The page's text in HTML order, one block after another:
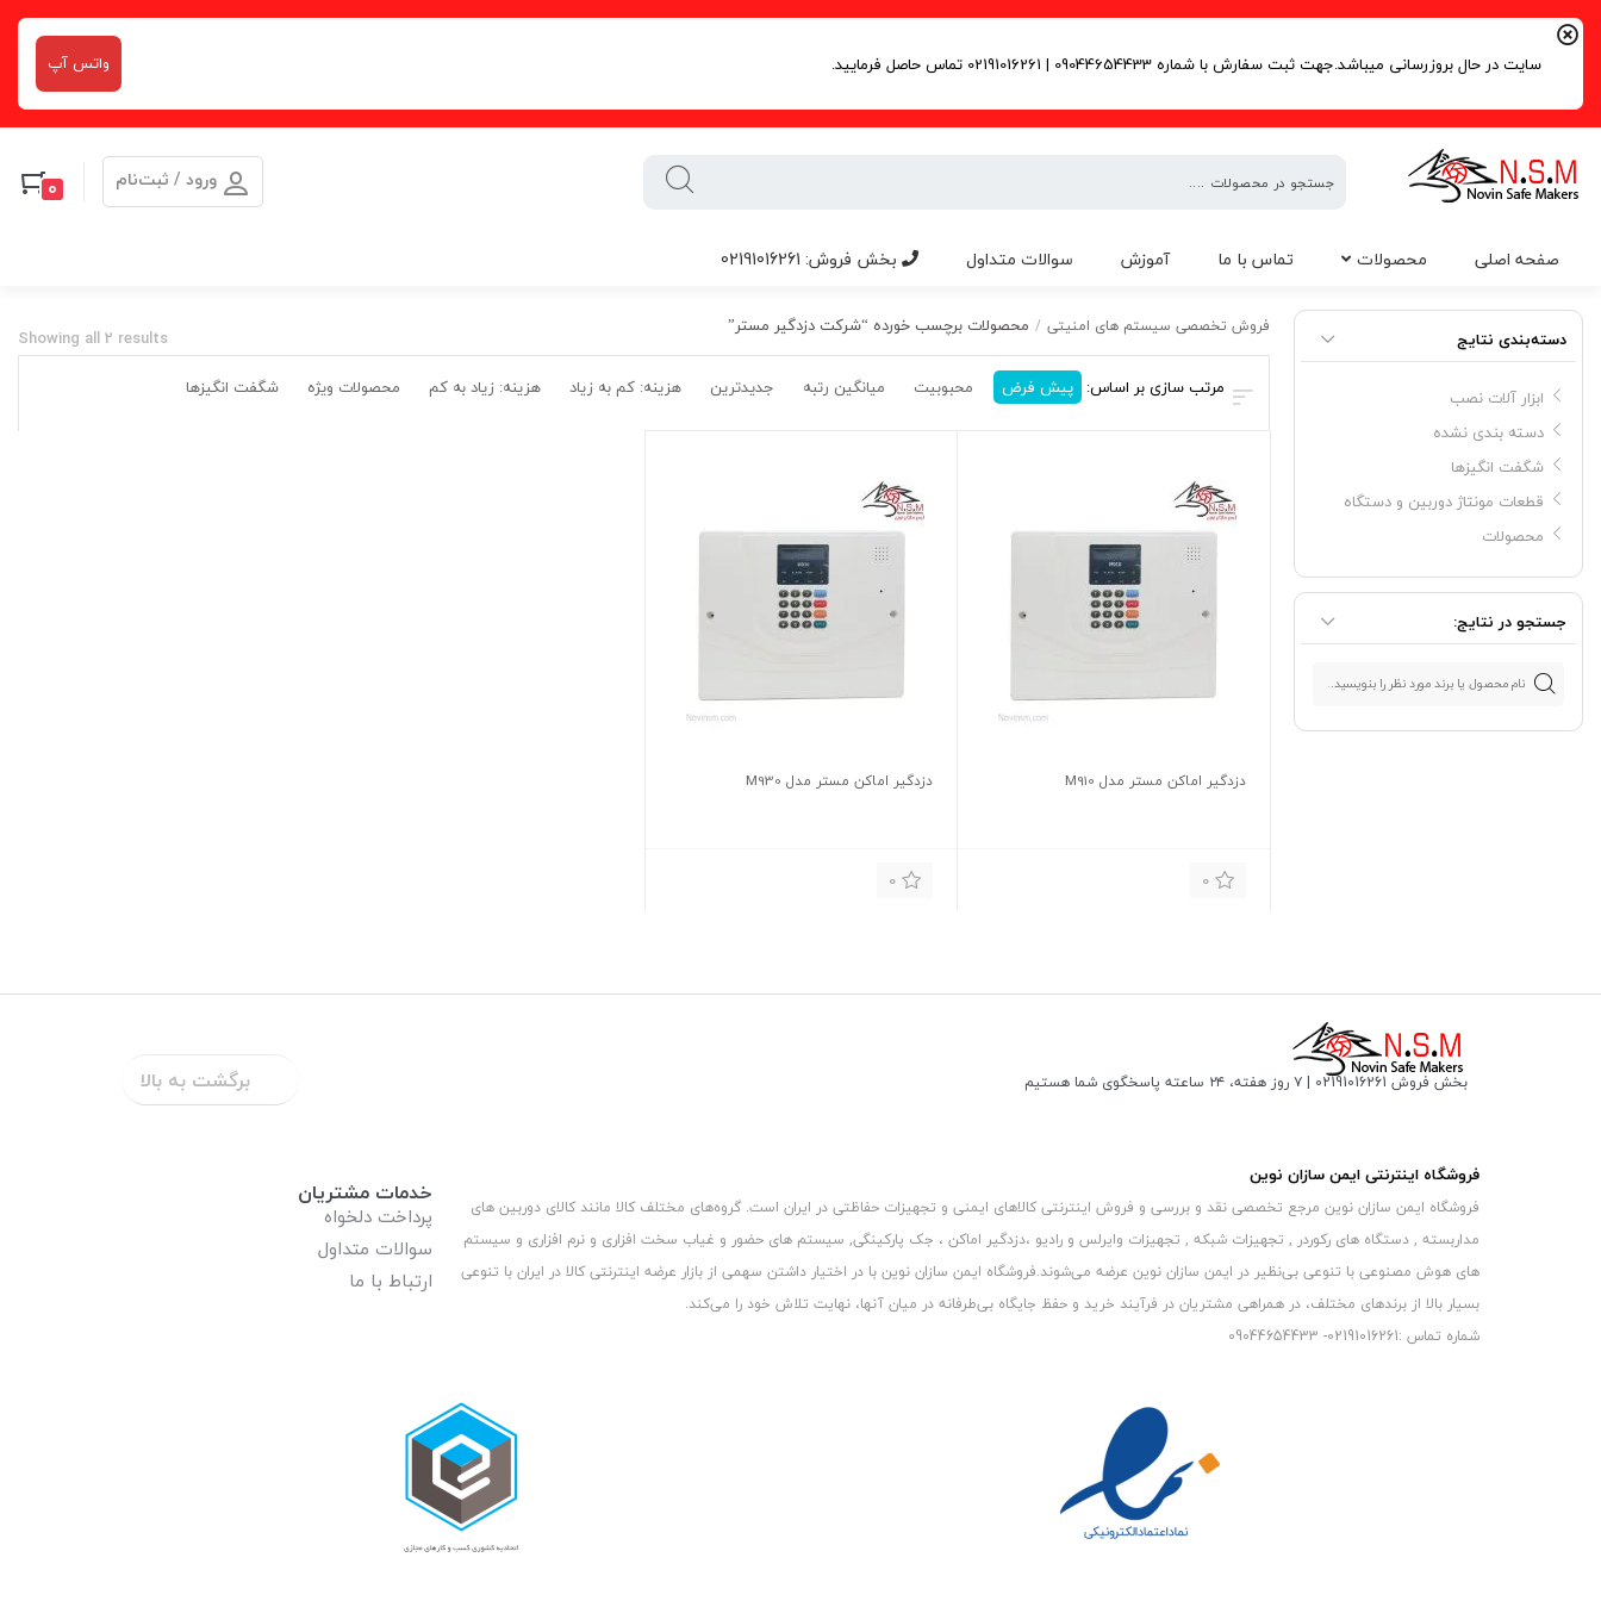
سایت در حال بروزرسانی میباشد.جهت ثبت سفارش با شماره 09044654433 | 02191016261 تماس حاصل فرمایید. واتس آپ
تخصصی
امنیتی
ورود / ثبت‌نام 0
صفحه اصلی محصولات تماس با ما آموزش سوالات متداول بخش فروش: 02191016261
شرکت دزدگیر مستر فروش تخصصی سیستم های امنیتی / محصولات برچسب خورده “شرکت دزدگیر مستر”
Showing all 2 results
مرتب سازی بر اساس: پیش فرض محبوبیت میانگین رتبه جدیدترین هزینه: کم به زیاد هزینه: زیاد به کم محصولات ویژه شگفت انگیزها
دزدگیر اماکن مستر مدل M910
0
دزدگیر اماکن مستر مدل M930
0
دسته‌بندی نتایج
ابزار آلات نصب
دسته بندی نشده
شگفت انگیزها
قطعات مونتاژ دوربین و دستگاه
محصولات
جستجو در نتایج:
بخش فروش 02191016261 | ۷ روز هفته، ۲۴ ساعته پاسخگوی شما هستیم برگشت به بالا
فروشگاه اینترنتی ایمن سازان نوین
فروشگاه ایمن سازان نوین مرجع تخصصی نقد و بررسی و فروش اینترنتی کالاهای ایمنی و تجهیزات حفاظتی در ایران است. گروه‏‏‌های مختلف کالا مانند کالای دوربین های
مداربسته , دستگاه های رکوردر , تجهیزات شبکه , تجهیزات وایرلس و رادیو ،دزدگیر اماکن ، جک پارکینگی, سیستم های حضور و غیاب سخت افزاری و نرم افزاری و سیستم
های هوش مصنوعی با تنوعی بی‌نظیر در ایمن سازان نوین عرضه می‏‏‏‌شوند.فروشگاه ایمن سازان نوین با در اختیار داشتن سهمی از بازار عرضه اینترنتی کالا در ایران با تنوعی
بسیار بالا از برندهای مختلف، در همراهی مشتریان در فرآیند خرید و حفظ جایگاه بی‏‏‏‌طرفانه در میان آنها، نهایت تلاش خود را می‌‏‏کند.
شماره تماس :02191016261- 09044654433
خدمات مشتریان
پرداخت دلخواه
سوالات متداول
ارتباط با ما